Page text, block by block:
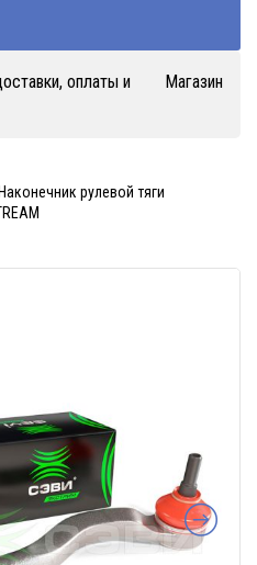
оплаты и
Магазин
Наконечник рулевой тяги